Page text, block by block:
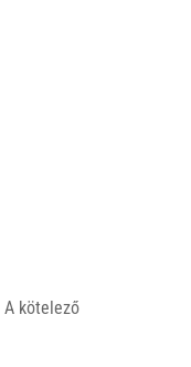
A kötelező